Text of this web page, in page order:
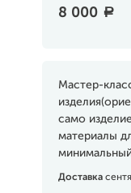
8 000 a
Мастер-
само
материалы
Доставка